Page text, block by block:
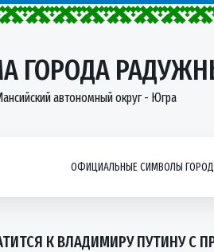
ГОРОДА
автономный округ - Югра
ОФИЦИАЛЬНЫЕ СИМВОЛЫ
К ВЛАДИМИРУ ПУТИНУ С